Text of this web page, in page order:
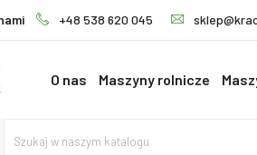
+48 538 620 045
O nas Maszyny rolnicze